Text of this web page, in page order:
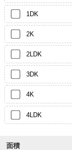
1DK
2K
2LDK
3DK
4K
4LDK
面積